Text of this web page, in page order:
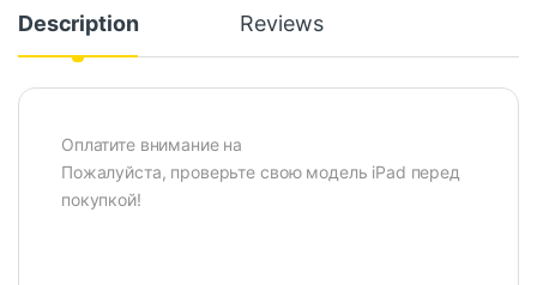
Description Reviews
Оплатите внимание на
Пожалуйста, проверьте свою модель iPad перед
покупкой!